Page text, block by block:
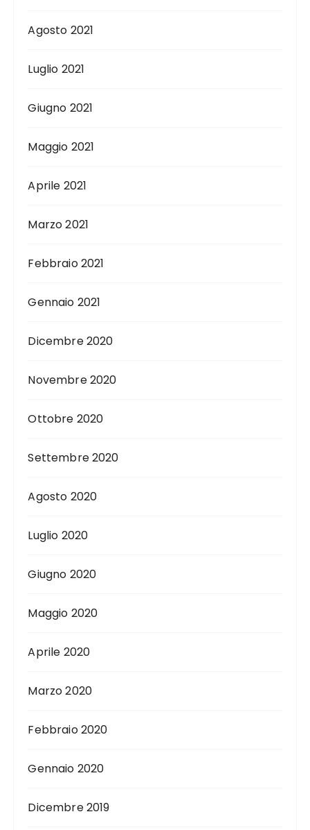
Agosto 2021
Luglio 2021
Giugno 2021
Maggio 2021
Aprile 2021
Marzo 2021
Febbraio 2021
Gennaio 2021
Dicembre 2020
Novembre 2020
Ottobre 2020
Settembre 2020
Agosto 2020
Luglio 2020
Giugno 2020
Maggio 2020
Aprile 2020
Marzo 2020
Febbraio 2020
Gennaio 2020
Dicembre 2019